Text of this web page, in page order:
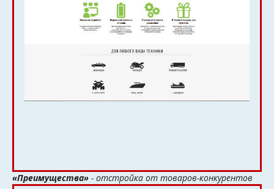
«Преимущества» - отстройка от товаров-конкурентов